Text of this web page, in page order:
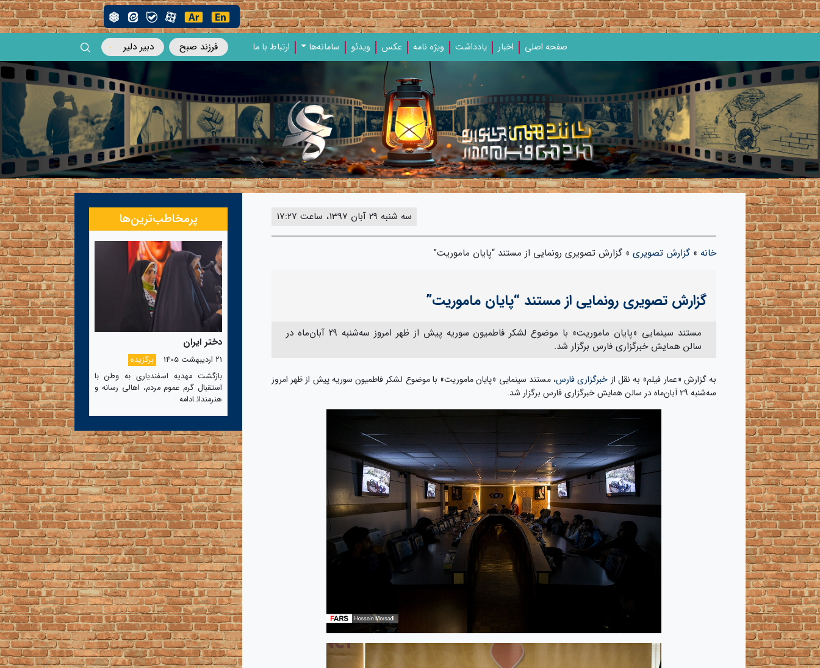
فرزند صبح دبیر دلیر صفحه اصلی اخبار یادداشت‌ ویژه‌ نامه‌ عکس ویدئو سامانه‌ها ارتباط با ما
سه شنبه 29 آبان 1397، ساعت 17:27
خانه » گزارش تصویری » گزارش تصویری رونمایی از مستند “پایان ماموریت”
گزارش تصویری رونمایی از مستند “پایان ماموریت”
مستند سینمایی «پایان ماموریت» با موضوع لشکر فاطمیون سوریه پیش از ظهر امروز سه‌شنبه ۲۹ آبان‌ماه در
سالن همایش خبرگزاری فارس برگزار شد.
به گزارش «عمار فیلم» به نقل از خبرگزاری فارس، مستند سینمایی «پایان ماموریت» با موضوع لشکر فاطمیون سوریه پیش از ظهر امروز
سه‌شنبه ۲۹ آبان‌ماه در سالن همایش خبرگزاری فارس برگزار شد.
پرمخاطب‌ترین‌ها
دختر ایران
21 اردیبهشت 1405
برگزیده
بازگشت مهدیه اسفندیاری به وطن با
استقبال گرم عموم مردم، اهالی رسانه و
هنرمندان ادامه